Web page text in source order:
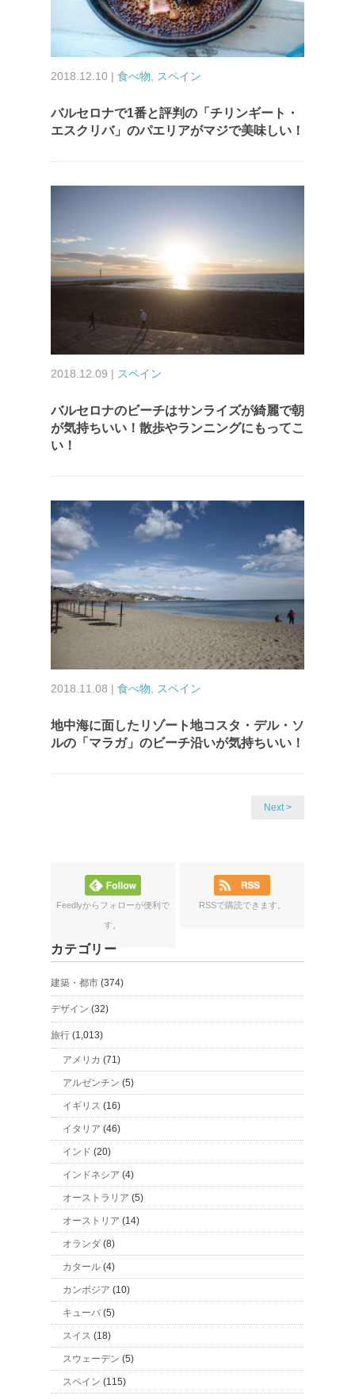
2018.12.10 | 食べ物 スペイン
バルセロナで1番と評判の「チリンギート・
エスクリバ」のパエリアがマジで美味しい！
2018.12.09 | スペイン
バルセロナのビーチはサンライズが綺麗で朝
が気持ちいい！散歩やランニングにもってこ
い！
2018.11.08 | 食べ物 スペイン
地中海に面したリゾート地コスタ・デル・ソ
ルの「マラガ」のビーチ沿いが気持ちいい！
Next >
Feedlyからフォローが便利で
す。
RSSで購読できます。
カテゴリー
建築・都市 (374)
デザイン (32)
旅行 (1,013)
アメリカ (71)
アルゼンチン (5)
イギリス (16)
イタリア (46)
インド (20)
インドネシア (4)
オーストラリア (5)
オーストリア (14)
オランダ (8)
カタール (4)
カンボジア (10)
キューバ (5)
スイス (18)
スウェーデン (5)
スペイン (115)